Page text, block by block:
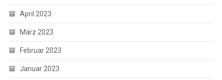
April 2023
März 2023
Februar 2023
Januar 2023